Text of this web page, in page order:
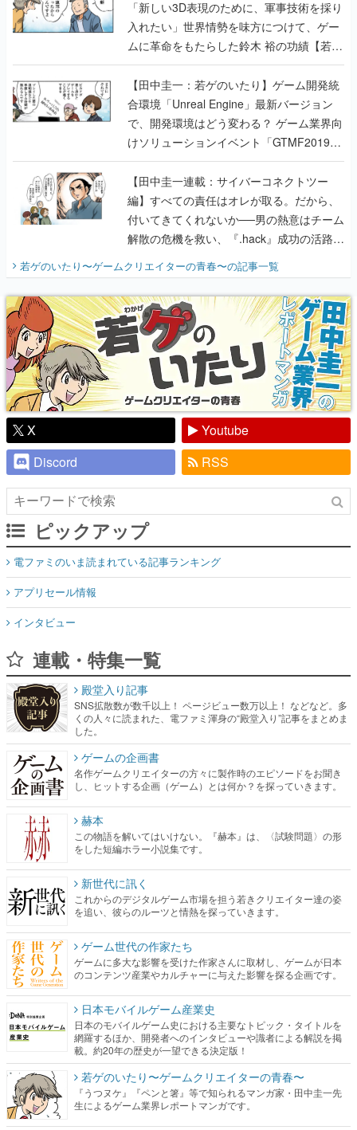
「新しい3D表現のために、軍事技術を採り
入れたい」世界情勢を味方につけて、ゲー
ムに革命をもたらした鈴木 裕の功績【若ゲ
のいたり】
【田中圭一：若ゲのいたり】ゲーム開発統
合環境「Unreal Engine」最新バージョン
で、開発環境はどう変わる？ ゲーム業界向
けソリューションイベント「GTMF2019」
に行って、より理解を深めよう【PR】
【田中圭一連載：サイバーコネクトツー
編】すべての責任はオレが取る。だから、
付いてきてくれないか──男の熱意はチーム
解散の危機を救い、『.hack』成功の活路を
『少年ジャンプ』色だった【若ゲのいた
り】
若ゲのいたり〜ゲームクリエイターの青春〜の記事一覧
X
Youtube
Discord
RSS
ピックアップ
電ファミのいま読まれている記事ランキング
アプリセール情報
インタビュー
連載・特集一覧
殿堂入り記事
SNS拡散数が数千以上！ ページビュー数万以上！ などなど。多
くの人々に読まれた、電ファミ渾身の“殿堂入り”記事をまとめま
した。
ゲームの企画書
名作ゲームクリエイターの方々に製作時のエピソードをお聞き
し、ヒットする企画（ゲーム）とは何か？を探っていきます。
赫本
この物語を解いてはいけない。『赫本』は、〈試験問題〉の形
をした短編ホラー小説集です。
新世代に訊く
これからのデジタルゲーム市場を担う若きクリエイター達の姿
を追い、彼らのルーツと情熱を探っていきます。
ゲーム世代の作家たち
ゲームに多大な影響を受けた作家さんに取材し、ゲームが日本
のコンテンツ産業やカルチャーに与えた影響を探る企画です。
日本モバイルゲーム産業史
日本のモバイルゲーム史における主要なトピック・タイトルを
網羅するほか、開発者へのインタビューや識者による解説を掲
載。約20年の歴史が一望できる決定版！
若ゲのいたり〜ゲームクリエイターの青春〜
『うつヌケ』『ペンと箸』等で知られるマンガ家・田中圭一先
生によるゲーム業界レポートマンガです。